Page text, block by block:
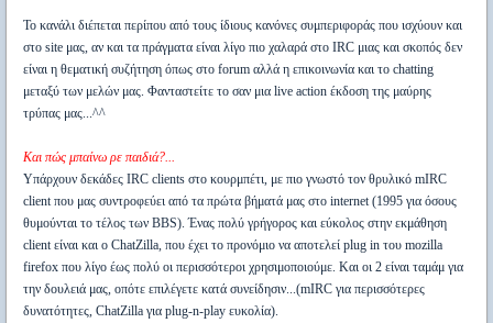
Το κανάλι διέπεται περίπου από τους ίδιους κανόνες συμπεριφοράς που ισχύουν και
στο site μας, αν και τα πράγματα είναι λίγο πιο χαλαρά στο IRC μιας και σκοπός δεν
είναι η θεματική συζήτηση όπως στο forum αλλά η επικοινωνία και το chatting
μεταξύ των μελών μας. Φανταστείτε το σαν μια live action έκδοση της μαύρης
τρύπας μας...^^
Και πώς μπαίνω ρε παιδιά?...
Υπάρχουν δεκάδες IRC clients στο κουρμπέτι, με πιο γνωστό τον θρυλικό mIRC
client που μας συντροφεύει από τα πρώτα βήματά μας στο internet (1995 για όσους
θυμούνται το τέλος των BBS). Ένας πολύ γρήγορος και εύκολος στην εκμάθηση
client είναι και ο ChatZilla, που έχει το προνόμιο να αποτελεί plug in του mozilla
firefox που λίγο έως πολύ οι περισσότεροι χρησιμοποιούμε. Και οι 2 είναι ταμάμ για
την δουλειά μας, οπότε επιλέγετε κατά συνείδησιν...(mIRC για περισσότερες
δυνατότητες, ChatZilla για plug-n-play ευκολία).